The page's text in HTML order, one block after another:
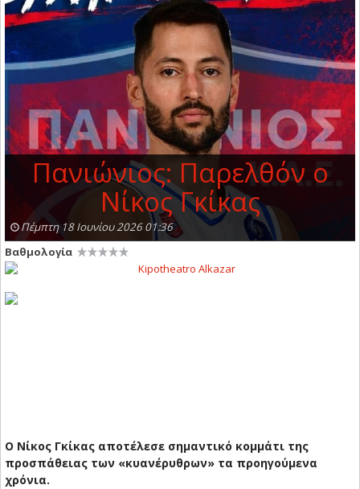
Πανιώνιος: Παρελθόν ο
Νίκος Γκίκας
Πέμπτη 18 Ιουνίου 2026 01:36
Βαθμολογία
Ο Νίκος Γκίκας αποτέλεσε σημαντικό κομμάτι της
προσπάθειας των «κυανέρυθρων» τα προηγούμενα
χρόνια.